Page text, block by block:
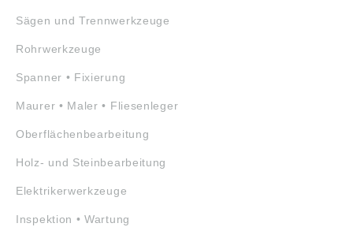
Sägen und Trennwerkzeuge
Rohrwerkzeuge
Spanner • Fixierung
Maurer • Maler • Fliesenleger
Oberflächenbearbeitung
Holz- und Steinbearbeitung
Elektrikerwerkzeuge
Inspektion • Wartung